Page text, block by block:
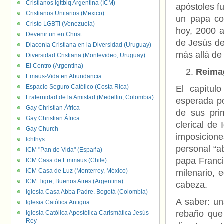
apóstoles
un papa
hoy, 2000
de Jesús
más allá
El
esperada
de sus
clerical de
personal
papa
milenario,
cabeza.
A saber:
rebaño
Cristianos lgttbiq Argentina (ICM)
Cristianos Unitarios (Mexico)
Cristo LGBTI (Venezuela)
Devenir un en Christ
Diaconía Cristiana en la Diversidad (Uruguay)
Diversidad Cristiana (Montevideo, Uruguay)
El Centro (Argentina)
Emaus-Vida en Abundancia
Espacio Seguro Católico (Costa Rica)
Fraternidad de la Amistad (Medellin, Colombia)
Gay Christian África
Gay Christian África
Gay Church
Ichthys
ICM "Pan de Vida" (España)
ICM Casa de Emmaus (Chile)
ICM Casa de Luz (Monterrey, México)
ICM Tigre, Buenos Aires (Argentina)
Iglesia Casa Abba Padre. Bogotá (Colombia)
Iglesia Católica Antigua
Iglesia Católica Apostólica Carismática Jesús
Rey